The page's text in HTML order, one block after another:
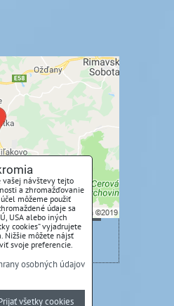
Voľbami
obsah?
s druhom cookie:
novom okne
vašej návštevy tejto
a zhromažďovanie
môžeme použiť
údaje sa
USA alebo iných
cookies“ vyjadrujete
Nižšie môžete nájsť
svoje preferencie.
osobných údajov
všetky cookies